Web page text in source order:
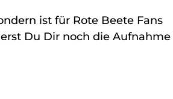
ist für Rote Beete Fans
Du Dir noch die Aufnahme